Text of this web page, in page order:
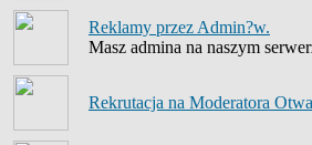
Reklamy przez Admin?w.
Masz admina na naszym
Rekrutacja na Moderatora